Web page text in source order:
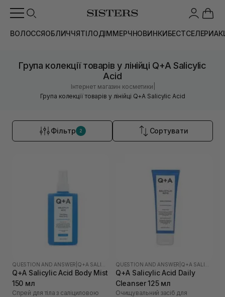
ВОЛОССЯОБЛИЧЧЯТІЛОДІММЕРЧНОВИНКИБЕСТСЕЛЕРИ
Група колекції товарів у лінійці Q+A Salicylic
Acid
Інтернет магазин косметики
Група колекції товарів у лінійці Q+A Salicylic Acid
Фільтр 2 Сортувати
QUESTION AND ANSWER
Q+A Salicylic Acid Body Mist
150 мл
Спрей для тіла з саліциловою
QUESTION AND ANSWER
Q+A Salicylic Acid Daily
Cleanser 125 мл
Очищувальний засіб для